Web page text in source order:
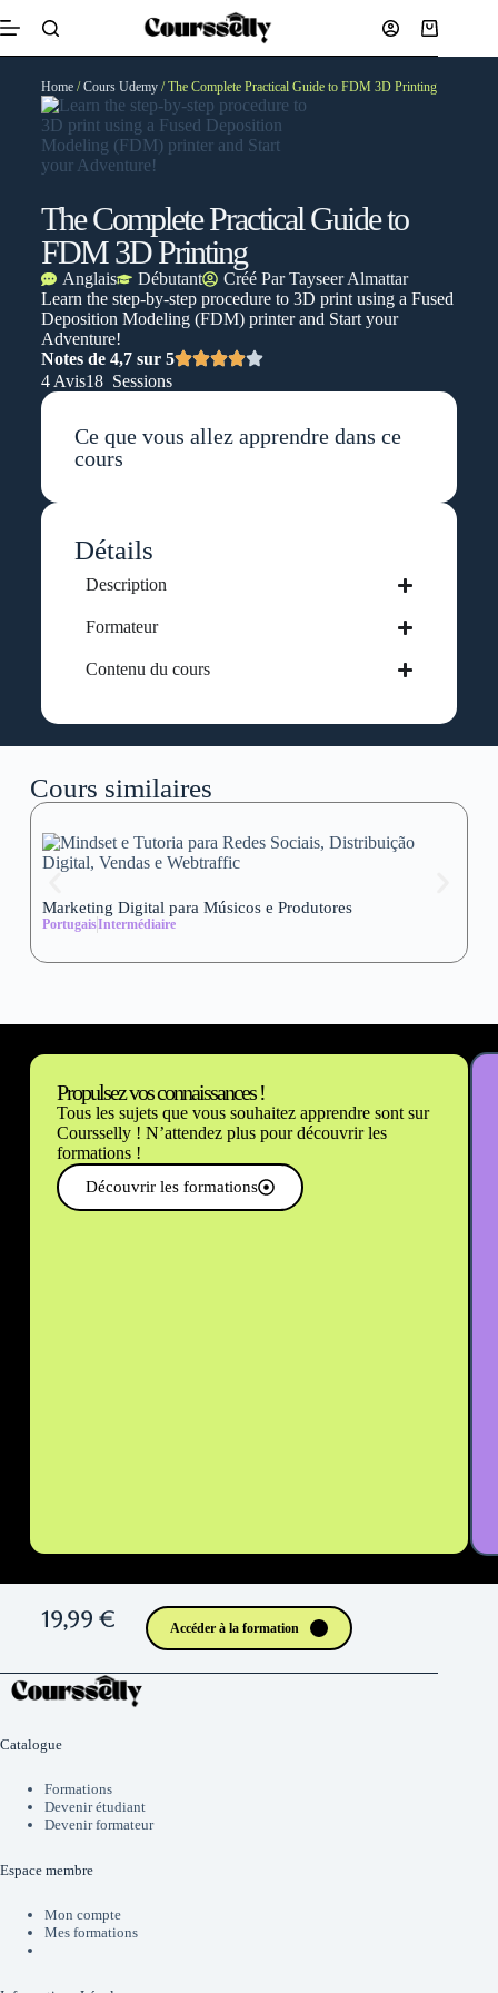
Home/Cours Udemy/ The Complete Practical Guide to FDM 3D Printing
The Complete Practical Guide to
FDM 3D Printing
Anglais Débutant Créé ParTayseer Almattar
Learn the step-by-step procedure to 3D print using a Fused
Deposition Modeling (FDM) printer and Start your
Adventure!
Notes de 4,7 sur 5
4 Avis18 Sessions
Ce que vous allez apprendre dans ce
cours
Détails
Description
Formateur
Contenu du cours
Cours similaires
Marketing Digital para Músicos e Produtores
PortugaisIntermédiaire
Propulsez vos connaissances !
Tous les sujets que vous souhaitez apprendre sont sur
Coursselly ! N’attendez plus pour découvrir les
formations !
Découvrir les formations
19,99 € Accéder à la formation
Catalogue
Formations
Devenir étudiant
Devenir formateur
Espace membre
Mon compte
Mes formations